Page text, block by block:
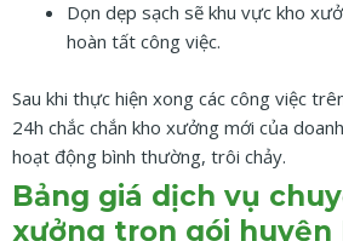
Dọn dẹp sạch sẽ khu vực kho
hoàn tất công việc.
Sau khi thực hiện xong các công việc
24h chắc chắn kho xưởng mới của
hoạt động bình thường, trôi chảy.
Bảng giá dịch vụ
xưởng trọn gói huyện